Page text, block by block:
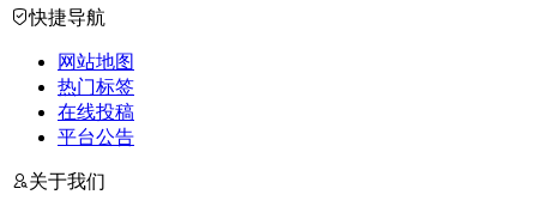
快捷导航
网站地图
热门标签
在线投稿
平台公告
关于我们